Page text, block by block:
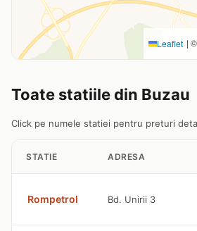
Leaflet |
Toate statiile din Buzau
Click pe numele statiei pentru preturi
STATIE ADRESA
Rompetrol Bd. Unirii 3